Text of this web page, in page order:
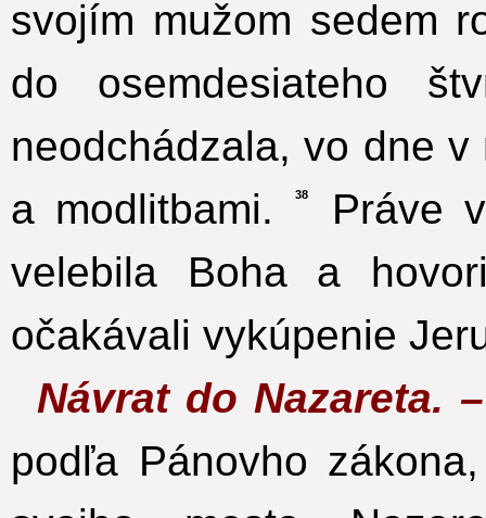
svojím mužom sedem
do osemdesiateho
neodchádzala, vo dne
a modlitbami.
38
Práve
velebila Boha a
očakávali vykúpenie
Návrat do Nazareta.
podľa Pánovho